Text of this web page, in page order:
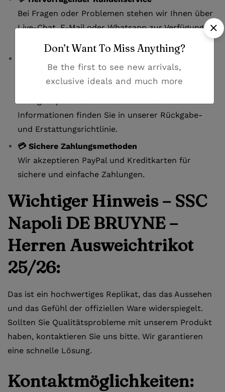
Bei Fragen oder Problemen stehen wir Ihnen über
Live-Chat, E-Mail oder Whatsapp zur Verfügung.
14-tägiges Rückgaberecht für fehlerhafte oder
beschädigte Artikel. Wir gestalten den
Informationen finden Sie in unserer Rückgabe-
und Erstattungsrichtlinie.
💳 Sichere Zahlungsmethoden
Wir akzeptieren PayPal und Kreditkarten für
sichere und einfache Zahlungen.
Wichtiger Hinweis – SSC
Napoli DE BRUYNE –
Herren Ausweichtrikot
25/26:
Das ist ein hochwertiges Replikat, das das Aussehen
und das Gefühl der offiziellen Ware widerspiegelt.
Sollten Sie Qualitätsprobleme mit unserem Produkt
haben, kontaktieren Sie uns bitte. Wir garantieren
eine schnelle Lösung.
Kontaktmöglichkeiten:
Don’t Want To Miss Anything?
Be the first to see new arrivals,
exclusive ideals and much more